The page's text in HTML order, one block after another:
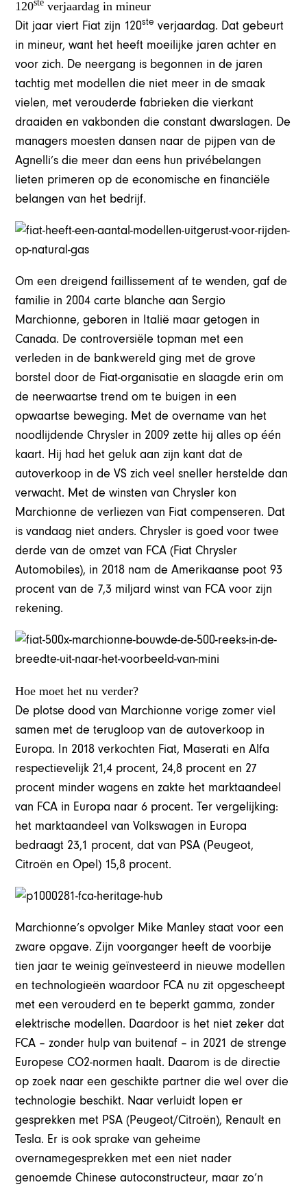
120ste verjaardag in mineur
Dit jaar viert Fiat zijn 120ste verjaardag. Dat gebeurt
in mineur, want het heeft moeilijke jaren achter en
voor zich. De neergang is begonnen in de jaren
tachtig met modellen die niet meer in de smaak
vielen, met verouderde fabrieken die vierkant
draaiden en vakbonden die constant dwarslagen. De
managers moesten dansen naar de pijpen van de
Agnelli’s die meer dan eens hun privébelangen
lieten primeren op de economische en financiële
belangen van het bedrijf.
Om een dreigend faillissement af te wenden, gaf de
familie in 2004 carte blanche aan Sergio
Marchionne, geboren in Italië maar getogen in
Canada. De controversiële topman met een
verleden in de bankwereld ging met de grove
borstel door de Fiat-organisatie en slaagde erin om
de neerwaartse trend om te buigen in een
opwaartse beweging. Met de overname van het
noodlijdende Chrysler in 2009 zette hij alles op één
kaart. Hij had het geluk aan zijn kant dat de
autoverkoop in de VS zich veel sneller herstelde dan
verwacht. Met de winsten van Chrysler kon
Marchionne de verliezen van Fiat compenseren. Dat
is vandaag niet anders. Chrysler is goed voor twee
derde van de omzet van FCA (Fiat Chrysler
Automobiles), in 2018 nam de Amerikaanse poot 93
procent van de 7,3 miljard winst van FCA voor zijn
rekening.
Hoe moet het nu verder?
De plotse dood van Marchionne vorige zomer viel
samen met de terugloop van de autoverkoop in
Europa. In 2018 verkochten Fiat, Maserati en Alfa
respectievelijk 21,4 procent, 24,8 procent en 27
procent minder wagens en zakte het marktaandeel
van FCA in Europa naar 6 procent. Ter vergelijking:
het marktaandeel van Volkswagen in Europa
bedraagt 23,1 procent, dat van PSA (Peugeot,
Citroën en Opel) 15,8 procent.
Marchionne’s opvolger Mike Manley staat voor een
zware opgave. Zijn voorganger heeft de voorbije
tien jaar te weinig geïnvesteerd in nieuwe modellen
en technologieën waardoor FCA nu zit opgescheept
met een verouderd en te beperkt gamma, zonder
elektrische modellen. Daardoor is het niet zeker dat
FCA – zonder hulp van buitenaf – in 2021 de strenge
Europese CO2-normen haalt. Daarom is de directie
op zoek naar een geschikte partner die wel over die
technologie beschikt. Naar verluidt lopen er
gesprekken met PSA (Peugeot/Citroën), Renault en
Tesla. Er is ook sprake van geheime
overnamegesprekken met een niet nader
genoemde Chinese autoconstructeur, maar zo’n